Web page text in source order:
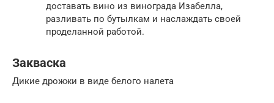
доставать вино из винограда Изабелла,
разливать по бутылкам и наслаждать своей
проделанной работой.
Закваска
Дикие дрожжи в виде белого налета